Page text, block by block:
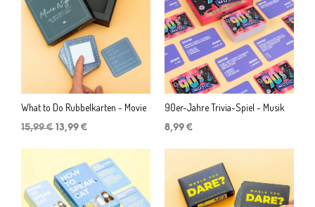
What to Do Rubbelkarten - Movie
15,99€ Ursprünglicher
war:
15,99 €
13,99 €
ist:
13,99 €.
90er-Jahre Trivia-Spiel - Musik
8,99 €